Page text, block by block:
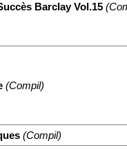
Barclay Vol.15
(Compil)
(Compil)